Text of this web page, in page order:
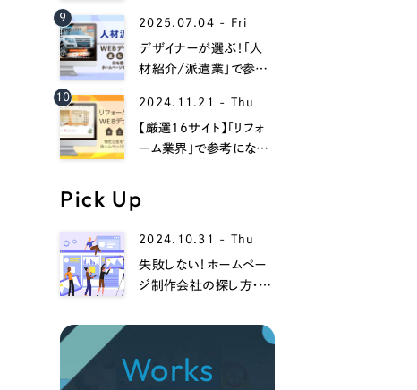
資料請求する
アルを作るときのメリット
9 2025.07.04 - Fri
デザイナーが選ぶ！「人
材紹介/派遣業」で参考
13選！
10 2024.11.21 - Thu
【厳選16サイト】「リフォ
ーム業界」で参考になる
Pick Up
2024.10.31 - Thu
失敗しない！ホームペー
ジ制作会社の探し方・選
解説！
Works